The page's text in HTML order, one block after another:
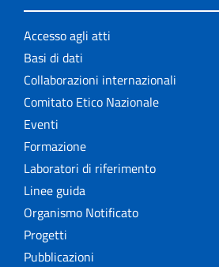
Accesso agli atti
Basi di dati
Collaborazioni internazionali
Comitato Etico Nazionale
Eventi
Formazione
Laboratori di riferimento
Linee guida
Organismo Notificato
Progetti
Pubblicazioni